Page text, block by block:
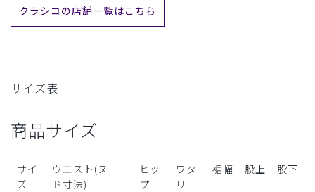
クラシコの店舗一覧はこちら
サイズ表
商品サイズ
サイ
ズ
ウエスト(ヌー
ド寸法)
ヒッ
プ
ワタ
リ
裾幅 股上 股下